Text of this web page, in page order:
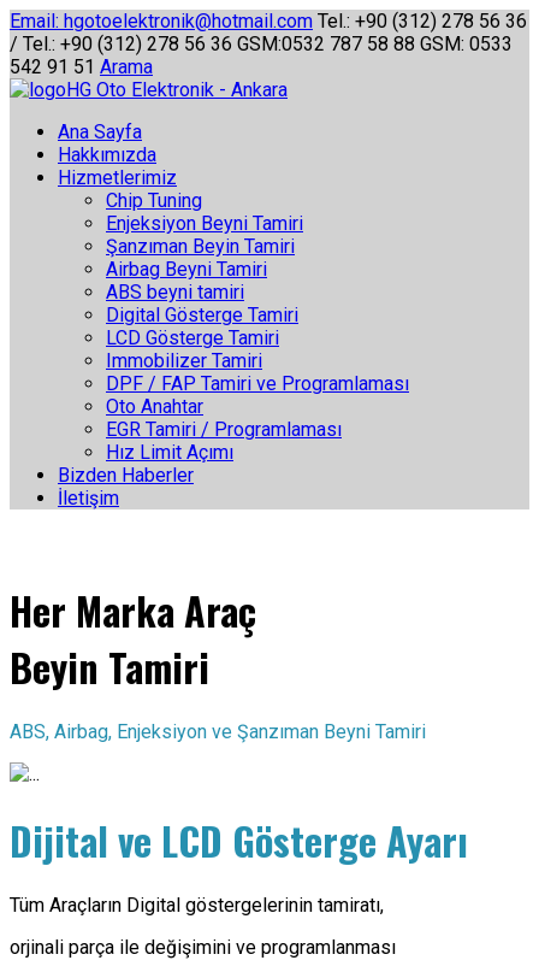
Email: hgotoelektronik@hotmail.com Tel.: +90 (312) 278 56 36
/ Tel.: +90 (312) 278 56 36 GSM:0532 787 58 88 GSM: 0533
542 91 51 Arama
HG Oto Elektronik - Ankara
Ana Sayfa
Hakkımızda
Hizmetlerimiz
Chip Tuning
Enjeksiyon Beyni Tamiri
Şanzıman Beyin Tamiri
Airbag Beyni Tamiri
ABS beyni tamiri
Digital Gösterge Tamiri
LCD Gösterge Tamiri
Immobilizer Tamiri
DPF / FAP Tamiri ve Programlaması
Oto Anahtar
EGR Tamiri / Programlaması
Hız Limit Açımı
Bizden Haberler
İletişim
Her Marka Araç
Beyin Tamiri
ABS, Airbag, Enjeksiyon ve Şanzıman Beyni Tamiri
Dijital ve LCD Gösterge Ayarı
Tüm Araçların Digital göstergelerinin tamiratı,
orjinali parça ile değişimini ve programlanması